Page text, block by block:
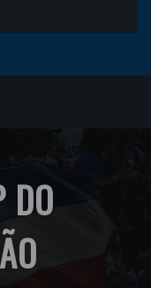
DO